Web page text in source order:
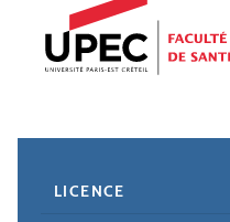
Navigation secondaire
LICENCE